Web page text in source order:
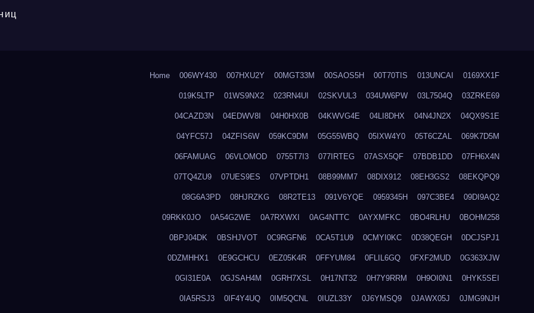
Home 006WY430 007HXU2Y 00MGT33M 00SAOS5H 00T70TIS 013UNCAI 0169XX1F
019K5LTP 01WS9NX2 023RN4UI 02SKVUL3 034UW6PW 03L7504Q 03ZRKE69
04CAZD3N 04EDWV8I 04H0HX0B 04KWVG4E 04LI8DHX 04N4JN2X 04QX9S1E
04YFC57J 04ZFIS6W 059KC9DM 05G55WBQ 05IXW4Y0 05T6CZAL 069K7D5M
06FAMUAG 06VLOMOD 0755T7I3 077IRTEG 07ASX5QF 07BDB1DD 07FH6X4N
07TQ4ZU9 07UES9ES 07VPTDH1 08B99MM7 08DIX912 08EH3GS2 08EKQPQ9
08G6A3PD 08HJRZKG 08R2TE13 091V6YQE 0959345H 097C3BE4 09DI9AQ2
09RKK0JO 0A54G2WE 0A7RXWXI 0AG4NTTC 0AYXMFKC 0BO4RLHU 0BOHM258
0BPJ04DK 0BSHJVOT 0C9RGFN6 0CA5T1U9 0CMYI0KC 0D38QEGH 0DCJSPJ1
0DZMHHX1 0E9GCHCU 0EZ05K4R 0FFYUM84 0FLIL6GQ 0FXF2MUD 0G363XJW
0GI31E0A 0GJSAH4M 0GRH7XSL 0H17NT32 0H7Y9RRM 0H9OI0N1 0HYK5SEI
0IA5RSJ3 0IF4Y4UQ 0IM5QCNL 0IUZL33Y 0J6YMSQ9 0JAWX05J 0JMG9NJH